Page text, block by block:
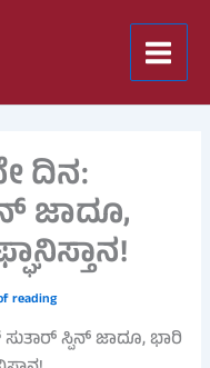
ದಿನ:
ಜಾದೂ,
reading